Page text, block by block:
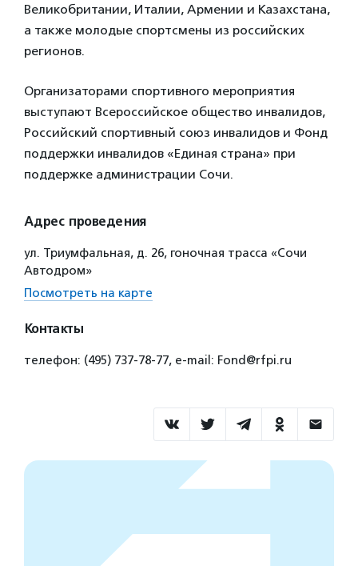
Великобритании, Италии, Армении и Казахстана,
а также молодые спортсмены из российских
регионов.
Организаторами спортивного мероприятия
выступают Всероссийское общество инвалидов,
Российский спортивный союз инвалидов и Фонд
поддержки инвалидов «Единая страна» при
поддержке администрации Сочи.
Адрес проведения
ул. Триумфальная, д. 26, гоночная трасса «Сочи
Автодром»
Посмотреть на карте
Контакты
телефон: (495) 737-78-77, e-mail: Fond@rfpi.ru